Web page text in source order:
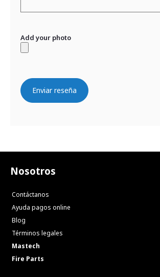
Add your photo
Enviar reseña
Nosotros
Contáctanos
Ayuda pagos online
Blog
Términos legales
Mastech
Fire Parts